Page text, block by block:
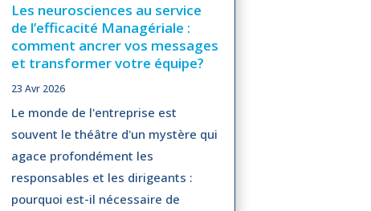
Les neurosciences au service
de l’efficacité Managériale :
comment ancrer vos messages
et transformer votre équipe?
23 Avr 2026
Le monde de l'entreprise est
souvent le théâtre d'un mystère qui
agace profondément les
responsables et les dirigeants :
pourquoi est-il nécessaire de